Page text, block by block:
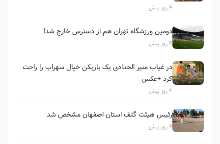
4 روز پیش
دومین ورزشگاه تهران هم از دسترس خارج شد!
4 روز پیش
در غیاب منیر الحدادی یک بازیکن خیال سهراب را راحت
کرد +عکس
4 روز پیش
رئیس هیئت گلف استان اصفهان مشخص شد
4 روز پیش